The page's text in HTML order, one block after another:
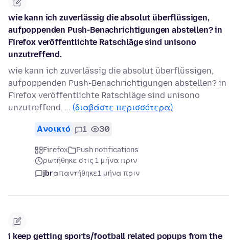
wie kann ich zuverlässig die absolut überflüssigen,
aufpoppenden Push-Benachrichtigungen abstellen? in
Firefox veröffentlichte Ratschläge sind unisono
unzutreffend.
wie kann ich zuverlässig die absolut überflüssigen,
aufpoppenden Push-Benachrichtigungen abstellen? in
Firefox veröffentlichte Ratschläge sind unisono
unzutreffend. … (διαβάστε περισσότερα)
Ανοικτό 1 30
Firefox
Push notifications
ρωτήθηκε στις 1 μήνα πριν
jbrαπαντήθηκε1 μήνα πριν
i keep getting sports/football related popups from the